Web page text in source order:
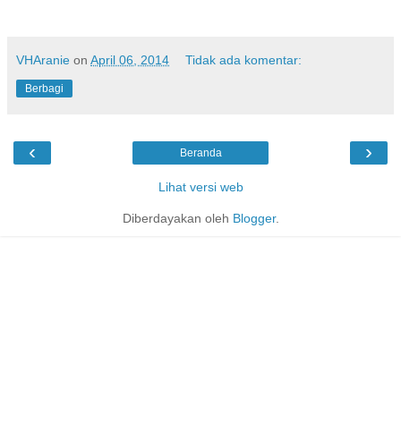
VHAranie on April 06, 2014 Tidak ada komentar:
Berbagi
‹ ›
Beranda
Lihat versi web
Diberdayakan oleh Blogger.